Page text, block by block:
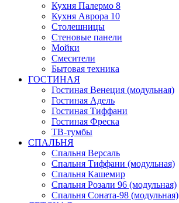
Кухня Палермо 8
Кухня Аврора 10
Столешницы
Стеновые панели
Мойки
Смесители
Бытовая техника
ГОСТИНАЯ
Гостиная Венеция (модульная)
Гостиная Адель
Гостиная Тиффани
Гостиная Фреска
ТВ-тумбы
СПАЛЬНЯ
Спальня Версаль
Спальня Тиффани (модульная)
Спальня Кашемир
Спальня Розали 96 (модульная)
Спальня Соната-98 (модульная)